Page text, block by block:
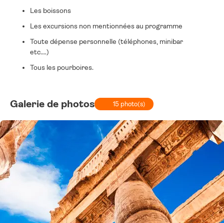
Les boissons
Les excursions non mentionnées au programme
Toute dépense personnelle (téléphones, minibar
etc.…)
Tous les pourboires.
Galerie de photos 15 photo(s)